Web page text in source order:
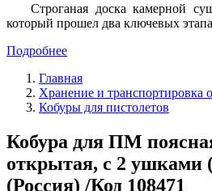
Строганая доска камерной
который прошел два ключевых
Подробнее
Главная
Хранение и транспортировка
Кобуры для пистолетов
Кобура для ПМ
открытая, с 2 ушками
(Россия) /Код 108471